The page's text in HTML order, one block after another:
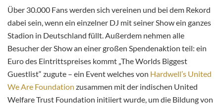
Über 30.000 Fans werden sich vereinen und bei dem Rekord
dabei sein, wenn ein einzelner DJ mit seiner Show ein ganzes
Stadion in Deutschland füllt. Außerdem nehmen alle
Besucher der Show an einer großen Spendenaktion teil: ein
Euro des Eintrittspreises kommt „The Worlds Biggest
Guestlist“ zugute – ein Event welches von Hardwell’s United
We Are Foundation zusammen mit der indischen United
Welfare Trust Foundation initiiert wurde, um die Bildung von